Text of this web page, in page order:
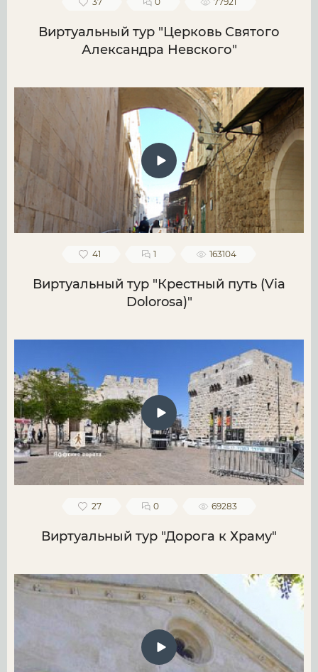
Виртуальный тур "Церковь Святого
Александра Невского"
41 1 163104
Виртуальный тур "Крестный путь (Via
Dolorosa)"
27 0 69283
Виртуальный тур "Дорога к Храму"